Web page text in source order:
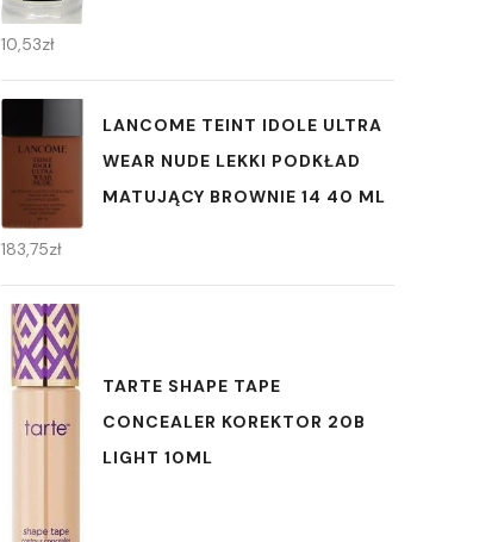
10,53zł
LANCOME TEINT IDOLE ULTRA
WEAR NUDE LEKKI PODKŁAD
MATUJĄCY BROWNIE 14 40 ML
183,75zł
TARTE SHAPE TAPE
CONCEALER KOREKTOR 20B
LIGHT 10ML